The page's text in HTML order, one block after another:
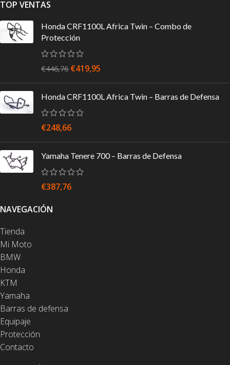
TOP VENTAS
Honda CRF1100L Africa Twin – Combo de
Protección
€446,76 €419,95
Honda CRF1100L Africa Twin – Barras de Defensa
€248,66
Yamaha Tenere 700 – Barras de Defensa
€387,76
NAVEGACIÓN
Tienda
Mi Moto
BMW
Honda
KTM
Yamaha
Barras de defensa
Equipaje
Protección
Contacto